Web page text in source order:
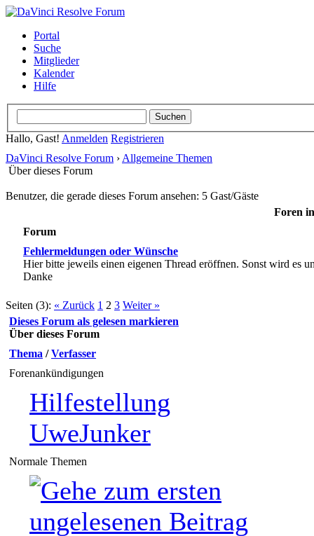
Portal
Suche
Mitglieder
Kalender
Hilfe
Hallo, Gast! Anmelden Registrieren
DaVinci Resolve Forum › Allgemeine Themen
Über dieses Forum
Benutzer, die gerade dieses Forum ansehen: 5 Gast/Gäste
Foren
Forum
Fehlermeldungen oder Wünsche
Hier bitte jeweils einen eigenen Thread eröffnen. Sonst wird es
Danke
Seiten (3): « Zurück 1 2 3 Weiter »
Dieses Forum als gelesen markieren
Über dieses Forum
Thema /Verfasser
Forenankündigungen
Hilfestellung
UweJunker
Normale Themen